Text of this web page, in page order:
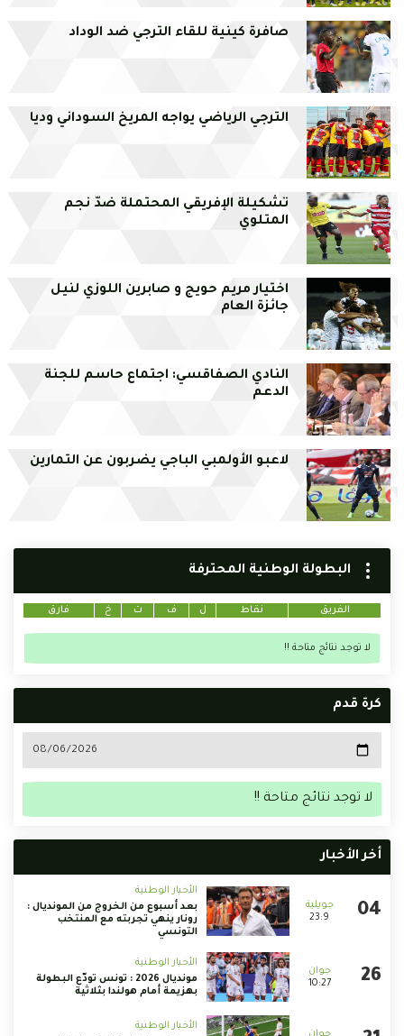
صافرة كينية للقاء الترجي ضد الوداد
الترجي الرياضي يواجه المريخ السوداني وديا
تشكيلة الإفريقي المحتملة ضدّ نجم
المتلوي
اختيار مريم حويج و صابرين اللوزي لنيل
جائزة العام
النادي الصفاقسي: اجتماع حاسم للجنة
الدعم
لاعبو الأولمبي الباجي يضربون عن التمارين
البطولة الوطنية المحترفة
الفريق نقاط ل ف ت خ فارق
لا توجد نتائج متاحة !!
كرة قدم
لا توجد نتائج متاحة !!
أخر الأخبار
23:9
الأخبار الوطنية
بعد أسبوع من الخروج من المونديال :
رونار ينهي تجربته مع المنتخب
التونسي
10:27
الأخبار الوطنية
مونديال 2026 : تونس تودّع البطولة
بهزيمة أمام هولندا بثلاثية
الأخبار الوطنية